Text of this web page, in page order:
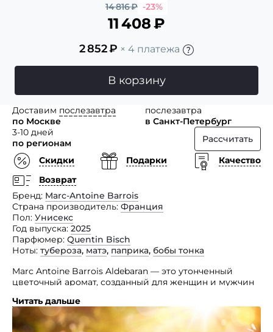
14 816₽ -23%
11 408₽
2 852₽ × 4 платежа
В корзину
Доставим послезавтра
по Москве
послезавтра
в Санкт-Петербург
3-10 дней
по регионам
Рассчитать
Скидки
Подарки
Качество
Возврат
Бренд Marc-Antoine Barrois
Страна производитель Франция
Пол Унисекс
Год выпуска 2025
Парфюмер Quentin Bisch
Ноты тубероза, матэ, паприка, бобы тонка
Marc Antoine Barrois Aldebaran — это утонченный
цветочный аромат, созданный для женщин и мужчин
раскрываются яркой туберозой, сердце аромата
наполнено аккордами мате и паприки, а базовая нота
бобов тонка добавляет глубину и теплоту.
Читать дальше